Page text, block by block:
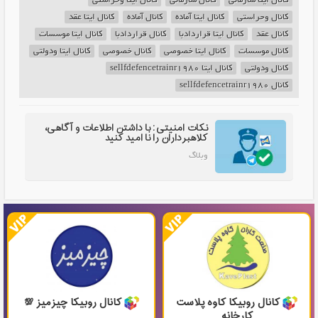
کانال وحراستی
کانال ایتا آماده کانال آماده
کانال ایتا عقد
کانال عقد
کانال ایتا قراردادبا کانال قراردادبا
کانال ایتا موسسات
کانال موسسات
کانال ایتا خصوصی کانال خصوصی
کانال ایتا ودولتی
کانال ودولتی
کانال ایتا sellfdefencetrainr1980
کانال sellfdefencetrainr1980
نکات امنیتی: با داشتن اطلاعات و آگاهی،
کلاهبرداران را نا امید کنید
وبلاگ
کانال روبیکا کاوه پلاست
کانال روبیکا چیزمیز 💯